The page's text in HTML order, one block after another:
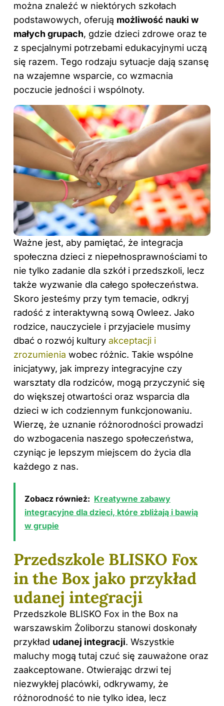
można znaleźć w niektórych szkołach
podstawowych, oferują możliwość nauki w
małych grupach, gdzie dzieci zdrowe oraz te
z specjalnymi potrzebami edukacyjnymi uczą
się razem. Tego rodzaju sytuacje dają szansę
na wzajemne wsparcie, co wzmacnia
poczucie jedności i wspólnoty.
Ważne jest, aby pamiętać, że integracja
społeczna dzieci z niepełnosprawnościami to
nie tylko zadanie dla szkół i przedszkoli, lecz
także wyzwanie dla całego społeczeństwa.
Skoro jesteśmy przy tym temacie, odkryj
radość z interaktywną sową Owleez. Jako
rodzice, nauczyciele i przyjaciele musimy
dbać o rozwój kultury akceptacji i
zrozumienia wobec różnic. Takie wspólne
inicjatywy, jak imprezy integracyjne czy
warsztaty dla rodziców, mogą przyczynić się
do większej otwartości oraz wsparcia dla
dzieci w ich codziennym funkcjonowaniu.
Wierzę, że uznanie różnorodności prowadzi
do wzbogacenia naszego społeczeństwa,
czyniąc je lepszym miejscem do życia dla
każdego z nas.
Zobacz również: Kreatywne zabawy
integracyjne dla dzieci, które zbliżają i bawią
w grupie
Przedszkole BLISKO Fox
in the Box jako przykład
udanej integracji
Przedszkole BLISKO Fox in the Box na
warszawskim Żoliborzu stanowi doskonały
przykład udanej integracji. Wszystkie
maluchy mogą tutaj czuć się zauważone oraz
zaakceptowane. Otwierając drzwi tej
niezwykłej placówki, odkrywamy, że
różnorodność to nie tylko idea, lecz